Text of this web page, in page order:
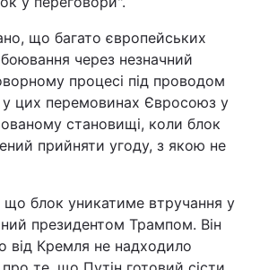
що багато європейських
через незначний
процесі під проводом
цих перемовинах Євросоюз у
становищі, коли блок
прийняти угоду, з якою не
блок уникатиме втручання у
президентом Трампом. Він
від Кремля не надходило